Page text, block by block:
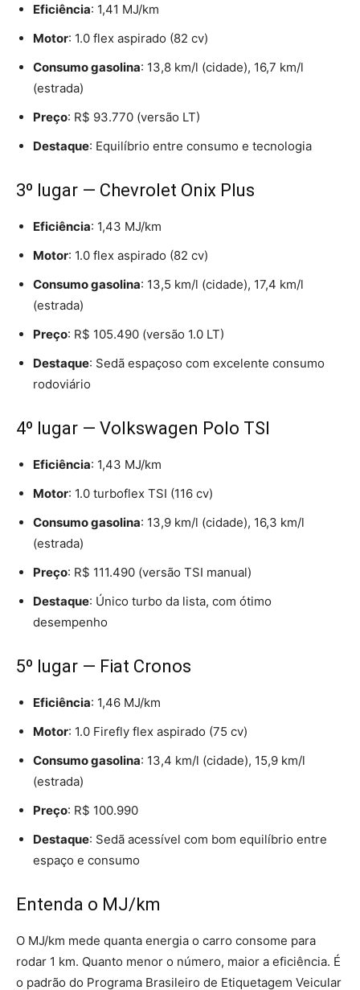
Eficiência: 1,41 MJ/km
Motor: 1.0 flex aspirado (82 cv)
Consumo gasolina: 13,8 km/l (cidade), 16,7 km/l
(estrada)
Preço: R$ 93.770 (versão LT)
Destaque: Equilíbrio entre consumo e tecnologia
3º lugar — Chevrolet Onix Plus
Eficiência: 1,43 MJ/km
Motor: 1.0 flex aspirado (82 cv)
Consumo gasolina: 13,5 km/l (cidade), 17,4 km/l
(estrada)
Preço: R$ 105.490 (versão 1.0 LT)
Destaque: Sedã espaçoso com excelente consumo
rodoviário
4º lugar — Volkswagen Polo TSI
Eficiência: 1,43 MJ/km
Motor: 1.0 turboflex TSI (116 cv)
Consumo gasolina: 13,9 km/l (cidade), 16,3 km/l
(estrada)
Preço: R$ 111.490 (versão TSI manual)
Destaque: Único turbo da lista, com ótimo
desempenho
5º lugar — Fiat Cronos
Eficiência: 1,46 MJ/km
Motor: 1.0 Firefly flex aspirado (75 cv)
Consumo gasolina: 13,4 km/l (cidade), 15,9 km/l
(estrada)
Preço: R$ 100.990
Destaque: Sedã acessível com bom equilíbrio entre
espaço e consumo
Entenda o MJ/km
O MJ/km mede quanta energia o carro consome para
rodar 1 km. Quanto menor o número, maior a eficiência. É
o padrão do Programa Brasileiro de Etiquetagem Veicular